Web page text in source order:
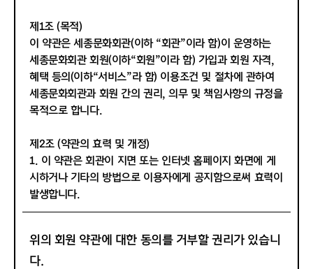
제1조 (목적)
이 약관은 세종문화회관(이하 “회관”이라 함)이 운영하는
세종문화회관 회원(이하“회원”이라 함) 가입과 회원 자격,
혜택 등의(이하“서비스”라 함) 이용조건 및 절차에 관하여
세종문화회관과 회원 간의 권리, 의무 및 책임사항의 규정을
목적으로 합니다.
제2조 (약관의 효력 및 개정)
1. 이 약관은 회관이 지면 또는 인터넷 홈페이지 화면에 게
시하거나 기타의 방법으로 이용자에게 공지함으로써 효력이
발생합니다.
2. 회관은 필요에 따라 이 약관을 개정할 수 있으며 변경된
다.
3. 변경된 약관의 효력발생일 이후의 계속적인 서비스 이용
위의 회원 약관에 대한 동의를 거부할 권리가 있습니
다.